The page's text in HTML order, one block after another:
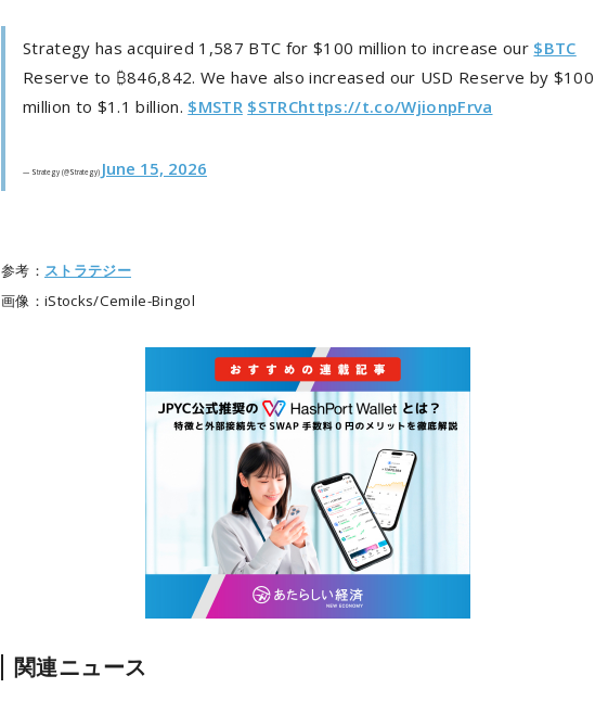
Strategy has acquired 1,587 BTC for $100 million to increase our $BTC
Reserve to ₿846,842. We have also increased our USD Reserve by $100
million to $1.1 billion. $MSTR $STRChttps://t.co/WjionpFrva
— Strategy (@Strategy) June 15, 2026
参考： ストラテジー
画像：iStocks/Cemile-Bingol
関連ニュース